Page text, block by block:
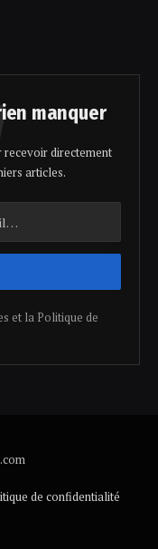
manquer
directement
articles.
et la Politique de
de confidentialité